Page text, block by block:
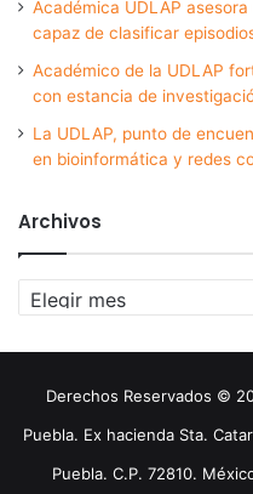
Académica UDLAP
capaz de clasificar
Académico de la UDLAP
con estancia de
La UDLAP, punto de
en bioinformática y redes
Archivos
Archivos
Derechos Reservados ©
Puebla. Ex hacienda Sta.
Puebla. C.P. 72810.